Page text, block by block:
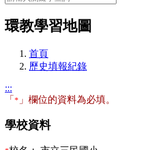
環教學習地圖
首頁
歷史填報紀錄
:::
「 * 」欄位的資料為必填。
學校資料